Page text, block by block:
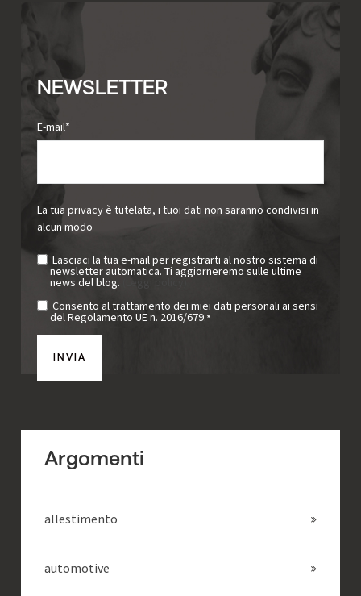
NEWSLETTER
E-mail*
La tua privacy è tutelata, i tuoi dati non saranno condivisi in
alcun modo
Lasciaci la tua e-mail per registrarti al nostro sistema di
newsletter automatica. Ti aggiorneremo sulle ultime
news del blog.
(Leggi policy)
Consento al trattamento dei miei dati personali ai sensi
del Regolamento UE n. 2016/679.*
Argomenti
allestimento
automotive